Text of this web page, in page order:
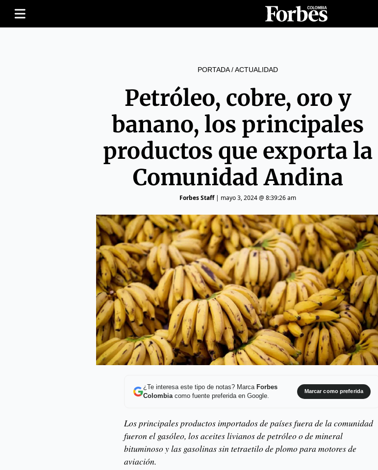
PORTADA/ACTUALIDAD
Petróleo, cobre, oro y
banano, los principales
productos que exporta la
Comunidad Andina
Forbes Staff| mayo 3, 2024 @ 8:39:26 am
¿Te interesa este tipo de notas? Marca Forbes
Colombiacomo fuente preferida en Google.
Marcar como preferida
Los principales productos importados de países fuera de la comunidad
fueron el gasóleo, los aceites livianos de petróleo o de mineral
bituminoso y las gasolinas sin tetraetilo de plomo para motores de
aviación.